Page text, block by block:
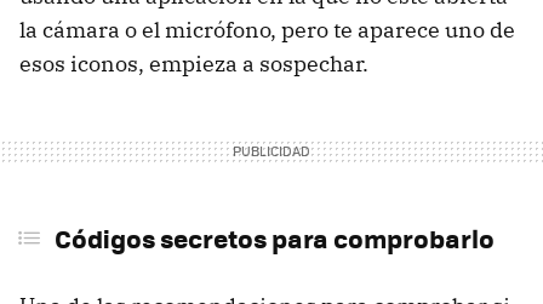
la cámara o el micrófono, pero te aparece uno de
esos iconos, empieza a sospechar.
Códigos secretos para comprobarlo